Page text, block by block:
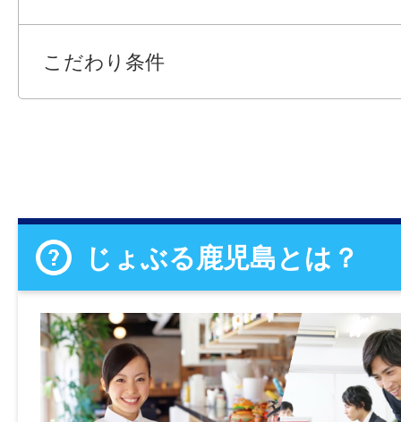
こだわり条件
じょぶる鹿児島とは？